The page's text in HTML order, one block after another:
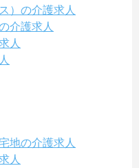
）の介護求人
介護求人
人
地の介護求人
人